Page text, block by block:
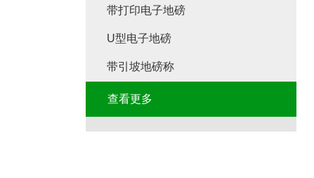
带打印电子地磅
U型电子地磅
带引坡地磅称
查看更多